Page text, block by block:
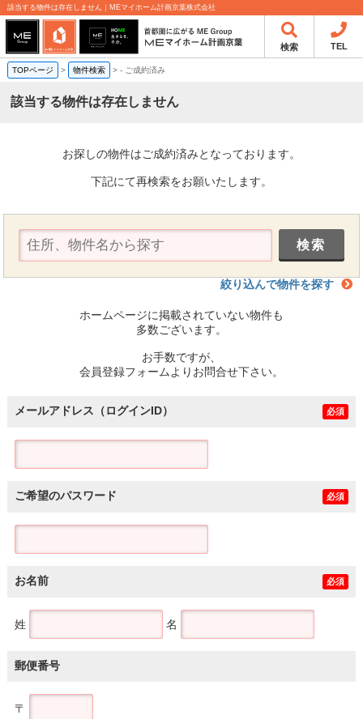
該当する物件は存在しません｜MEマイホーム計画京葉株式会社
検索 TEL
TOPページ > 物件検索 >- ご成約済み
該当する物件は存在しません
お探しの物件はご成約済みとなっております。
下記にて再検索をお願いたします。
絞り込んで物件を探す
ホームページに掲載されていない物件も
多数ございます。
お手数ですが、
会員登録フォームよりお問合せ下さい。
メールアドレス（ログインID） 必須
ご希望のパスワード 必須
お名前 必須
姓 名
郵便番号
〒